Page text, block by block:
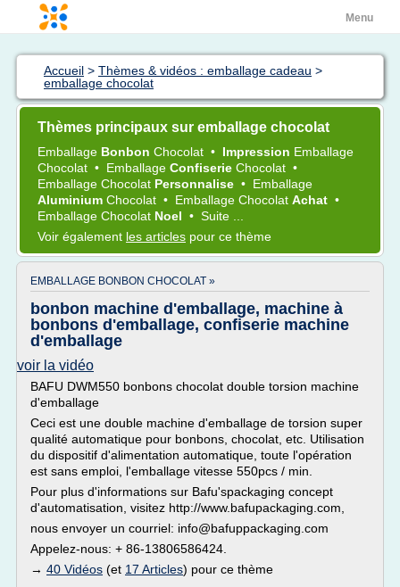
Menu
Accueil > Thèmes & vidéos : emballage cadeau >
emballage chocolat
Thèmes principaux sur emballage chocolat
Emballage Bonbon Chocolat • Impression Emballage
Chocolat • Emballage Confiserie Chocolat •
Emballage Chocolat Personnalise • Emballage
Aluminium Chocolat • Emballage Chocolat Achat •
Emballage Chocolat Noel • Suite ...
Voir également les articles pour ce thème
EMBALLAGE BONBON CHOCOLAT »
bonbon machine d'emballage, machine à
bonbons d'emballage, confiserie machine
d'emballage
voir la vidéo
BAFU DWM550 bonbons chocolat double torsion machine
d'emballage
Ceci est une double machine d'emballage de torsion super
qualité automatique pour bonbons, chocolat, etc. Utilisation
du dispositif d'alimentation automatique, toute l'opération
est sans emploi, l'emballage vitesse 550pcs / min.
Pour plus d'informations sur Bafu'spackaging concept
d'automatisation, visitez http://www.bafupackaging.com,
nous envoyer un courriel: info@bafuppackaging.com
Appelez-nous: + 86-13806586424.
→ 40 Vidéos (et 17 Articles) pour ce thème